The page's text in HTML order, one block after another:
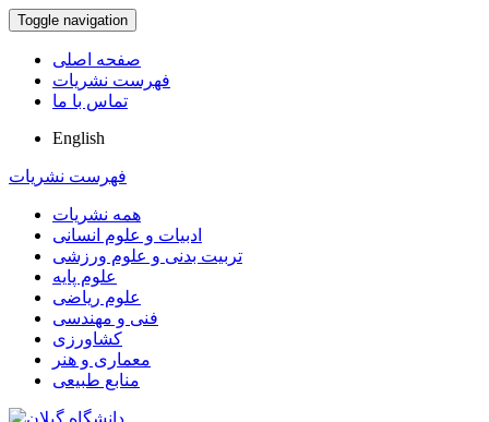
Toggle navigation
صفحه اصلی
فهرست نشریات
تماس با ما
English
فهرست نشریات
همه نشریات
ادبیات و علوم انسانی
تربیت بدنی و علوم ورزشی
علوم پایه
علوم ریاضی
فنی و مهندسی
کشاورزی
معماری و هنر
منابع طبیعی